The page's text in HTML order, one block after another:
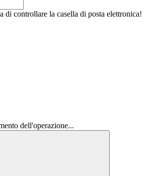
di controllare la casella di posta elettronica!
dell'operazione...